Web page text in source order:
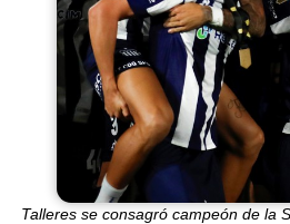
Talleres se consagró campeón de la